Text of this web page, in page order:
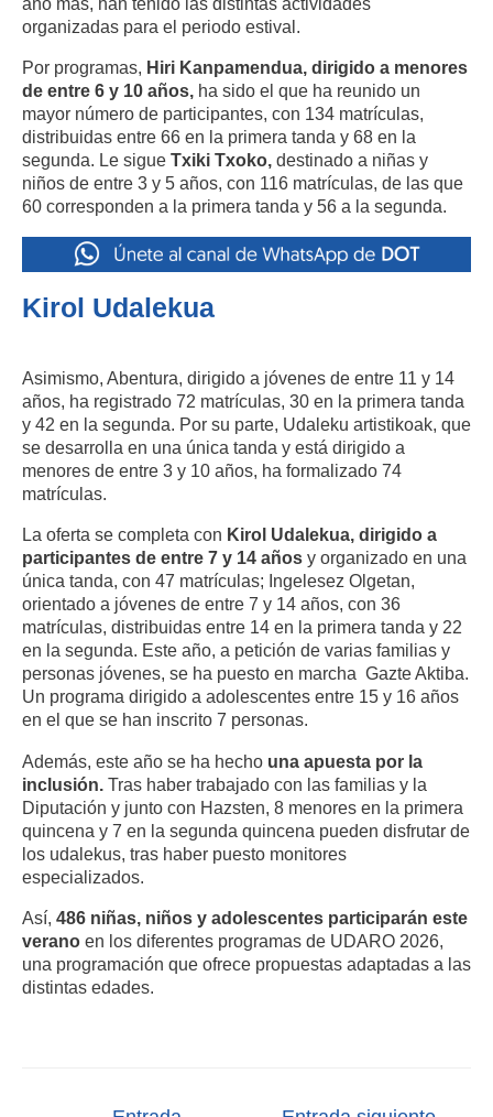
organizadas para el periodo estival.
Por programas, Hiri Kanpamendua, dirigido a menores
de entre 6 y 10 años, ha sido el que ha reunido un
mayor número de participantes, con 134 matrículas,
distribuidas entre 66 en la primera tanda y 68 en la
segunda. Le sigue Txiki Txoko, destinado a niñas y
niños de entre 3 y 5 años, con 116 matrículas, de las que
60 corresponden a la primera tanda y 56 a la segunda.
Kirol Udalekua
Asimismo, Abentura, dirigido a jóvenes de entre 11 y 14
años, ha registrado 72 matrículas, 30 en la primera tanda
y 42 en la segunda. Por su parte, Udaleku artistikoak, que
se desarrolla en una única tanda y está dirigido a
menores de entre 3 y 10 años, ha formalizado 74
matrículas.
La oferta se completa con Kirol Udalekua, dirigido a
participantes de entre 7 y 14 años y organizado en una
única tanda, con 47 matrículas; Ingelesez Olgetan,
orientado a jóvenes de entre 7 y 14 años, con 36
matrículas, distribuidas entre 14 en la primera tanda y 22
en la segunda. Este año, a petición de varias familias y
personas jóvenes, se ha puesto en marcha Gazte Aktiba.
Un programa dirigido a adolescentes entre 15 y 16 años
en el que se han inscrito 7 personas.
Además, este año se ha hecho una apuesta por la
inclusión. Tras haber trabajado con las familias y la
Diputación y junto con Hazsten, 8 menores en la primera
quincena y 7 en la segunda quincena pueden disfrutar de
los udalekus, tras haber puesto monitores
especializados.
Así, 486 niñas, niños y adolescentes participarán este
verano en los diferentes programas de UDARO 2026,
una programación que ofrece propuestas adaptadas a las
distintas edades.